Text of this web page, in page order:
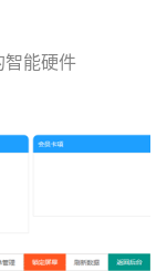
智能硬件